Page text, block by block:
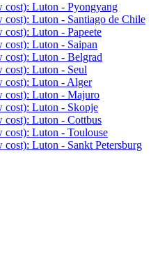
cost): Luton - Pyongyang
Luton - Santiago de Chile
Luton - Papeete
cost): Luton - Saipan
cost): Luton - Belgrad
cost): Luton - Seul
cost): Luton - Alger
cost): Luton - Majuro
cost): Luton - Skopje
cost): Luton - Cottbus
cost): Luton - Toulouse
Luton - Sankt Petersburg